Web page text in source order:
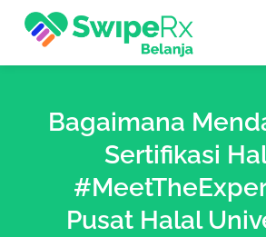
Bagaimana
Sertifikasi
Pusat Halal